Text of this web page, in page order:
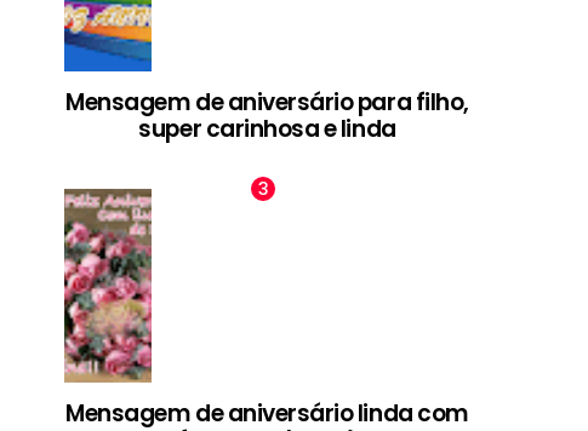
Mensagem de aniversário para filho,
super carinhosa e linda
Mensagem de aniversário linda com